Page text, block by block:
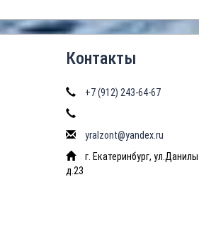
Контакты
+7 (912) 243-64-67
yralzont@yandex.ru
г. Екатеринбург,
д.23